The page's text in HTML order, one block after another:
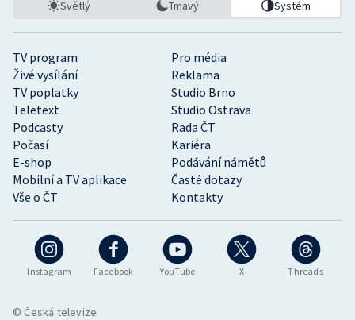
Instagram Facebook YouTube X Threads
TV program
Pro média
Živé vysílání
Reklama
TV poplatky
Studio Brno
Teletext
Studio Ostrava
Podcasty
Rada ČT
Počasí
Kariéra
E-shop
Podávání námětů
Mobilní a TV aplikace
Časté dotazy
Vše o ČT
Kontakty
Světlý Tmavý Systém
© Česká televize